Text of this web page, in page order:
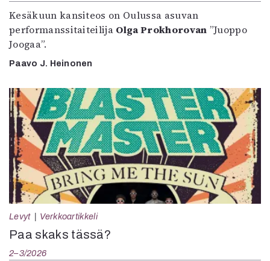
Kesäkuun kansiteos on Oulussa asuvan
performanssitaiteilija Olga Prokhorovan ”Juoppo
Joogaa”.
Paavo J. Heinonen
Levyt Verkkoartikkeli
Paa skaks tässä?
2–3/2026